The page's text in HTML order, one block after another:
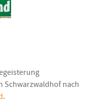
Schwarzwaldhof nach
.